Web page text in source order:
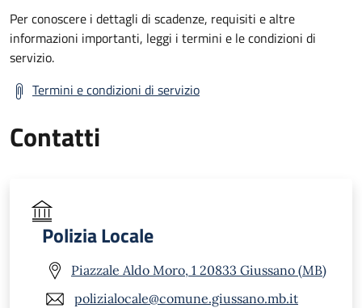
Per conoscere i dettagli di scadenze, requisiti e altre
informazioni importanti, leggi i termini e le condizioni di
servizio.
Termini e condizioni di servizio
Contatti
Polizia Locale
Piazzale Aldo Moro, 1 20833 Giussano (MB)
polizialocale@comune.giussano.mb.it